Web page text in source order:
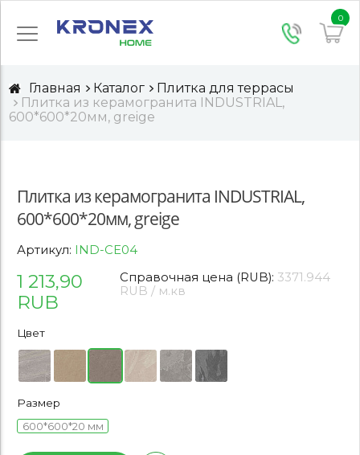
0
Главная Каталог
Плитка для террасы
Плитка из керамогранита INDUSTRIAL,
600*600*20мм, greige
Плитка из керамогранита INDUSTRIAL,
600*600*20мм, greige
Артикул: IND-CE04
1 213,90
RUB
Справочная цена (RUB): 3371.944
RUB / м.кв
Цвет
Размер
600*600*20 мм